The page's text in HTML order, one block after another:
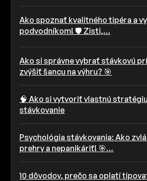
Ako spoznať kvalitného tipéra a
podvodníkom! 🛡️ Zisti,…
Ako si správne vybrať stávkovú
zvýšiť šancu na výhru? 🎯
🧠 Ako si vytvoriť vlastnú
stávkovanie
Psychológia stávkovania: Ako
prehry a nepanikáriť! 🎯…
10 dôvodov, prečo sa oplatí